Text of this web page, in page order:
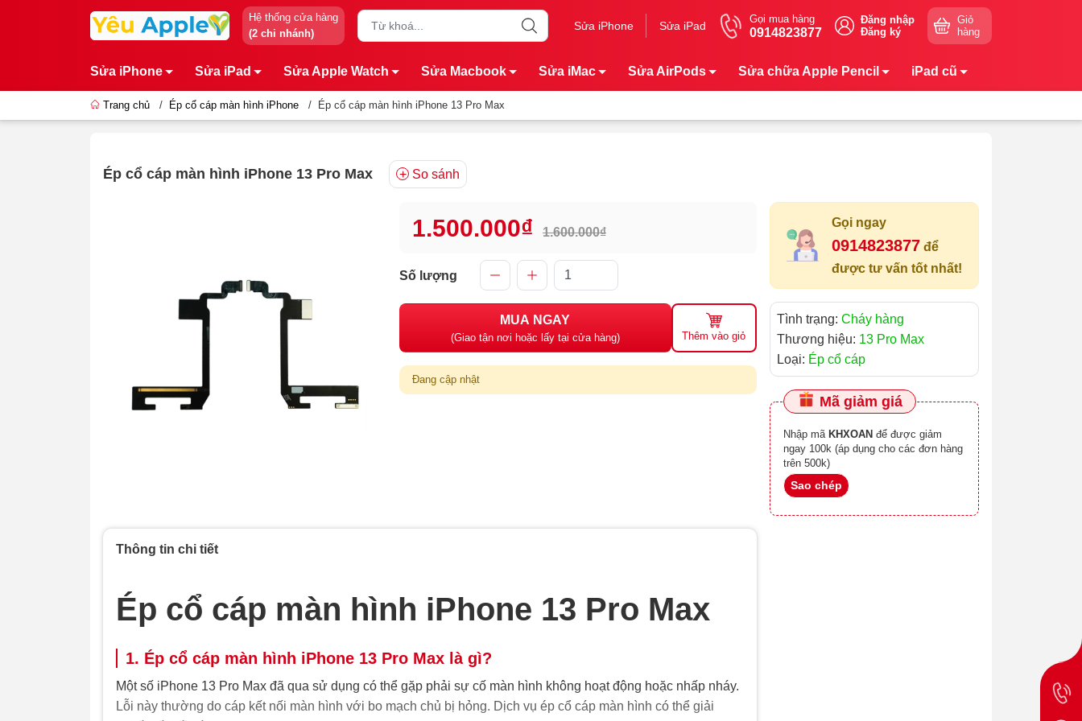
Hệ thống cửa hàng
(2 chi nhánh)
Sửa iPhone Sửa iPad
Gọi mua hàng
0914823877
Đăng nhập
Đăng ký
Giỏ
hàng
Sửa iPhone Sửa iPad Sửa Apple Watch Sửa Macbook Sửa iMac Sửa AirPods Sửa chữa Apple Pencil iPad cũ
Trang chủ / Ép cổ cáp màn hình iPhone / Ép cổ cáp màn hình iPhone 13 Pro Max
Ép cổ cáp màn hình iPhone 13 Pro Max So sánh
1.500.000₫ 1.600.000₫
Số lượng
MUA NGAY
(Giao tận nơi hoặc lấy tại cửa hàng) Thêm vào giỏ
Đang cập nhật
Gọi ngay
0914823877 để
được tư vấn tốt nhất!
Tình trạng: Cháy hàng
Thương hiệu: 13 Pro Max
Loại: Ép cổ cáp
Mã giảm giá
Nhập mã KHXOAN
ngay 100k (áp dụng cho các đơn hàng
trên 500k)
Sao chép
Thông tin chi tiết
Ép cổ cáp màn hình iPhone 13 Pro Max
1. Ép cổ cáp màn hình iPhone 13 Pro Max là gì?
Một số iPhone 13 Pro Max đã qua sử dụng có thể gặp phải sự cố màn hình không hoạt động hoặc nhấp nháy.
Lỗi này thường do cáp kết nối màn hình với bo mạch chủ bị hỏng. Dịch vụ ép cổ cáp màn hình có thể giải